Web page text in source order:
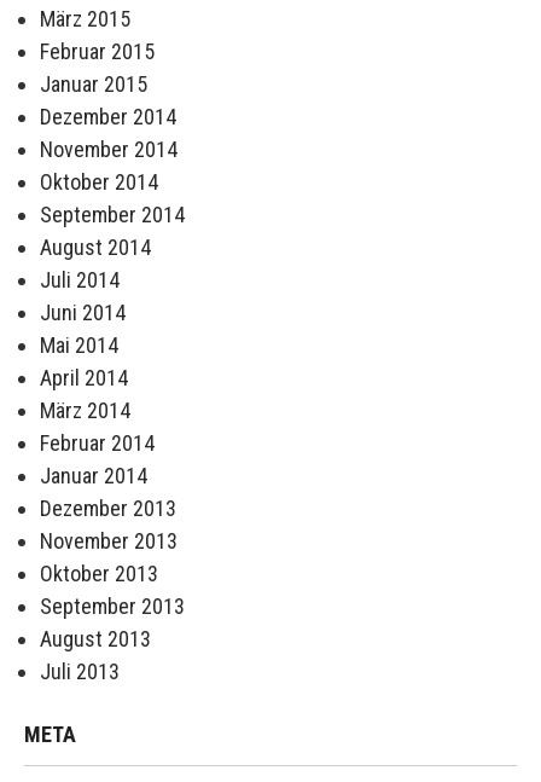
März 2015
Februar 2015
Januar 2015
Dezember 2014
November 2014
Oktober 2014
September 2014
August 2014
Juli 2014
Juni 2014
Mai 2014
April 2014
März 2014
Februar 2014
Januar 2014
Dezember 2013
November 2013
Oktober 2013
September 2013
August 2013
Juli 2013
META